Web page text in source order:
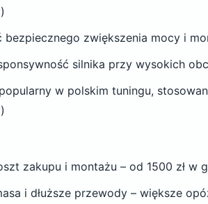
bezpiecznego zwiększenia mocy i
silnika przy wysokich
w polskim tuningu,
zakupu i montażu – od 1500 zł w
i dłuższe przewody – większe